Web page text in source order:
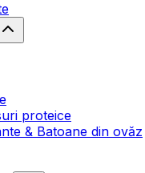
proteice
& Batoane din ovăz